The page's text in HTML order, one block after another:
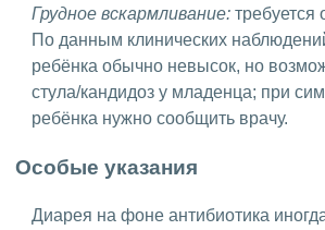
Грудное вскармливание: требуется
По данным клинических
ребёнка обычно невысок, но
стула/кандидоз у младенца; при
ребёнка нужно сообщить врачу.
Особые указания
Диарея на фоне антибиотика